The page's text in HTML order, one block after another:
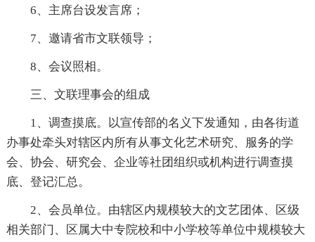
6、主席台设发言席；
7、邀请省市文联领导；
8、会议照相。
三、文联理事会的组成
1、调查摸底。以宣传部的名义下发通知，由各街道
办事处牵头对辖区内所有从事文化艺术研究、服务的学
会、协会、研究会、企业等社团组织或机构进行调查摸
底、登记汇总。
2、会员单位。由辖区内规模较大的文艺团体、区级
相关部门、区属大中专院校和中小学校等单位中规模较大